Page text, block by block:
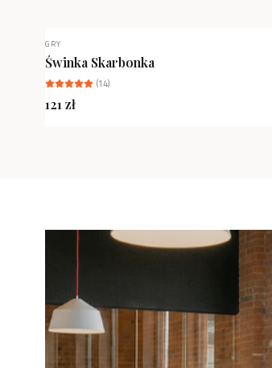
GRY
Świnka Skarbonka
(14)
121 zł